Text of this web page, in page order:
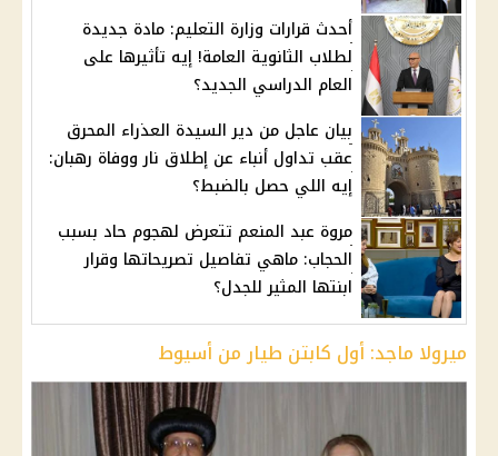
أحدث قرارات وزارة التعليم: مادة جديدة
لطلاب الثانوية العامة! إيه تأثيرها على
العام الدراسي الجديد؟
بيان عاجل من دير السيدة العذراء المحرق
عقب تداول أنباء عن إطلاق نار ووفاة رهبان:
إيه اللي حصل بالضبط؟
مروة عبد المنعم تتعرض لهجوم حاد بسبب
الحجاب: ماهي تفاصيل تصريحاتها وقرار
ابنتها المثير للجدل؟
ميرولا ماجد: أول كابتن طيار من أسيوط